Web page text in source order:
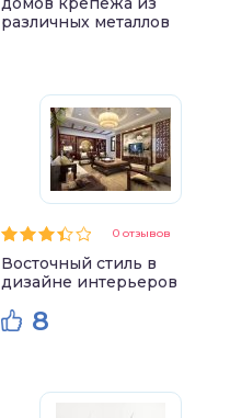
различных металлов
0 отзывов
Восточный стиль в
дизайне интерьеров
8